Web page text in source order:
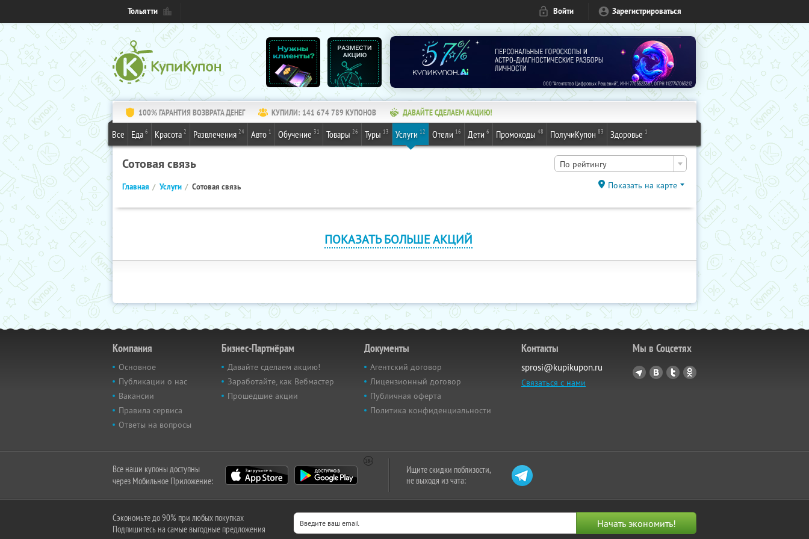
Тольятти Войти Зарегистрироваться
100% ГАРАНТИЯ ВОЗВРАТА ДЕНЕГ КУПИЛИ: 141 674 789 КУПОНОВ ДАВАЙТЕ СДЕЛАЕМ АКЦИЮ!
Все Еда 6 Красота 2 Развлечения 24 Авто 1 Обучение 31 Товары 26 Туры 13 Услуги 12 Отели 16 Дети 6 Промокоды 48 ПолучиКупон 83 Здоровье 1
Сотовая связь По рейтингу
Главная Услуги Сотовая связь Показать на карте
ПОКАЗАТЬ БОЛЬШЕ АКЦИЙ
Компания
Основное
Публикации о нас
Вакансии
Правила сервиса
Ответы на вопросы
Бизнес-Партнёрам
Давайте сделаем акцию!
Заработайте, как Вебмастер
Прошедшие акции
Документы
Агентский договор
Лицензионный договор
Публичная оферта
Политика конфиденциальности
Контакты
sprosi@kupikupon.ru
Связаться с нами
Мы в Соцсетях
Все наши купоны доступны
через Мобильное Приложение:
Ищите скидки поблизости,
не выходя из чата:
Сэкономьте до 90% при любых покупках
Подпишитесь на самые выгодные предложения